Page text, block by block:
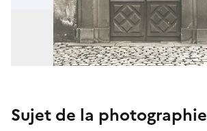
Sujet de la photographie